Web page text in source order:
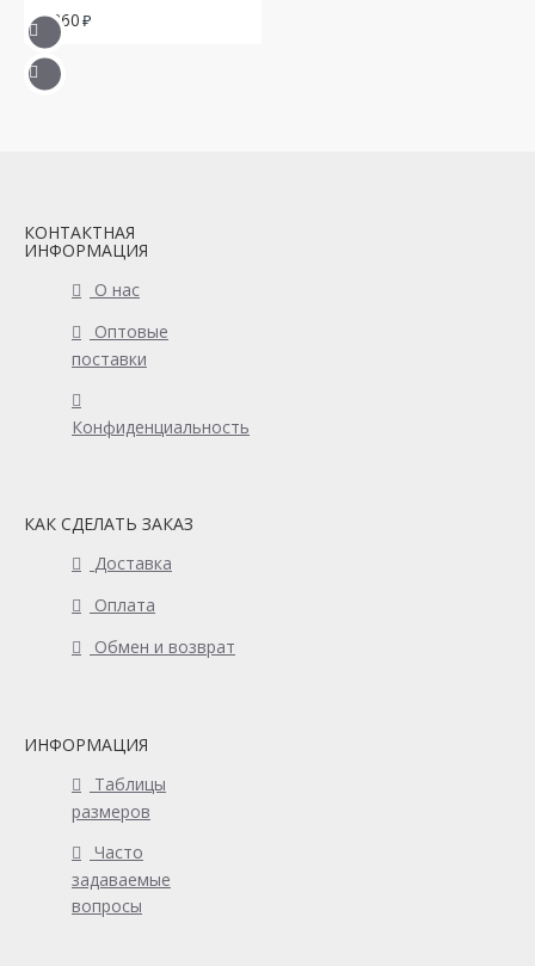
2360
КОНТАКТНАЯ
ИНФОРМАЦИЯ
О нас
Оптовые
поставки
Конфиденциальность
КАК СДЕЛАТЬ ЗАКАЗ
Доставка
Оплата
Обмен и возврат
ИНФОРМАЦИЯ
Таблицы
размеров
Часто
задаваемые
вопросы